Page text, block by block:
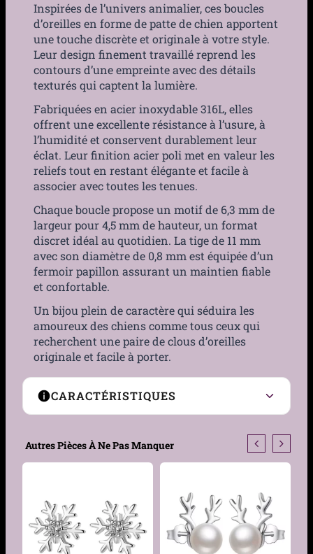
Inspirées de l’univers animalier, ces boucles
d’oreilles en forme de patte de chien apportent
une touche discrète et originale à votre style.
Leur design finement travaillé reprend les
contours d’une empreinte avec des détails
texturés qui captent la lumière.
Fabriquées en acier inoxydable 316L, elles
offrent une excellente résistance à l’usure, à
l’humidité et conservent durablement leur
éclat. Leur finition acier poli met en valeur les
reliefs tout en restant élégante et facile à
associer avec toutes les tenues.
Chaque boucle propose un motif de 6,3 mm de
largeur pour 4,5 mm de hauteur, un format
discret idéal au quotidien. La tige de 11 mm
avec son diamètre de 0,8 mm est équipée d’un
fermoir papillon assurant un maintien fiable
et confortable.
Un bijou plein de caractère qui séduira les
amoureux des chiens comme tous ceux qui
recherchent une paire de clous d’oreilles
originale et facile à porter.
CARACTÉRISTIQUES
Type de boucles
Genre Femme, Homme
Matière Acier 316L
Autres Pièces À Ne Pas Manquer